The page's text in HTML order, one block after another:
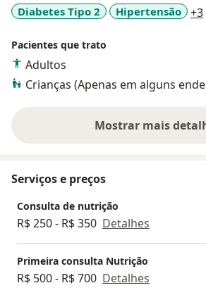
Diabetes Tipo 2
Hipertensão +3
Pacientes que trato
Adultos
Crianças (Apenas em alguns
Mostrar maissobre a
Serviços e preços
Consulta de nutrição
R$ 250 - R$ 350 Detalhes
Primeira consulta Nutrição
R$ 500 - R$ 700 Detalhes